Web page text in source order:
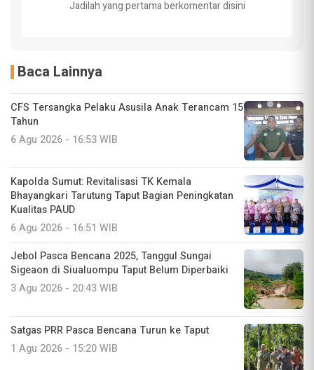
Jadilah yang pertama berkomentar disini
Baca Lainnya
CFS Tersangka Pelaku Asusila Anak Terancam 15
Tahun
6 Agu 2026 - 16:53 WIB
Kapolda Sumut: Revitalisasi TK Kemala
Bhayangkari Tarutung Taput Bagian Peningkatan
Kualitas PAUD
6 Agu 2026 - 16:51 WIB
Jebol Pasca Bencana 2025, Tanggul Sungai
Sigeaon di Siualuompu Taput Belum Diperbaiki
3 Agu 2026 - 20:43 WIB
Satgas PRR Pasca Bencana Turun ke Taput
1 Agu 2026 - 15:20 WIB